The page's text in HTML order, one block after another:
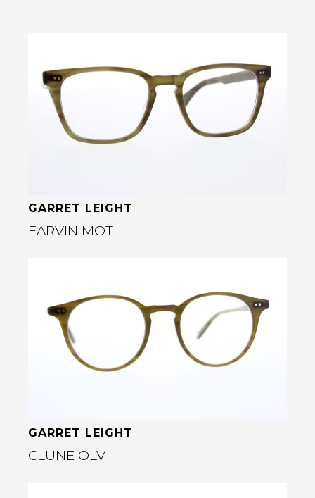
Bekijk deze bril
GARRET LEIGHT
EARVIN MOT
Bekijk deze bril
GARRET LEIGHT
CLUNE OLV